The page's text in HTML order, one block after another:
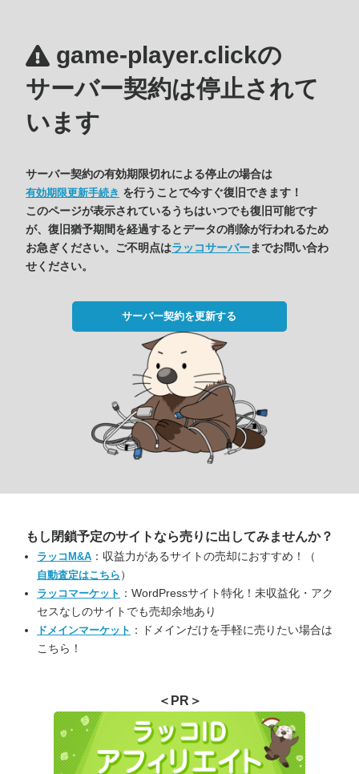
game-player.clickの
サーバー契約は停止されて
います
サーバー契約の有効期限切れによる停止の場合は
有効期限更新手続き を行うことで今すぐ復旧できます！
このページが表示されているうちはいつでも復旧可能です
が、復旧猶予期間を経過するとデータの削除が行われるため
お急ぎください。ご不明点はラッコサーバーまでお問い合わ
せください。
サーバー契約を更新する
もし閉鎖予定のサイトなら売りに出してみませんか？
ラッコM&A ：収益力があるサイトの売却におすすめ！（
自動査定はこちら ）
ラッコマーケット ：WordPressサイト特化！未収益化・アク
セスなしのサイトでも売却余地あり
ドメインマーケット ：ドメインだけを手軽に売りたい場合は
こちら！
＜PR＞